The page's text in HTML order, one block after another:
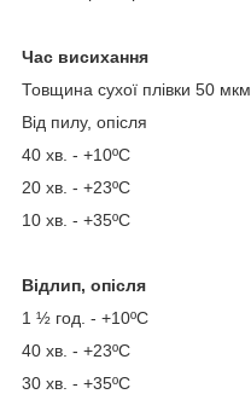
Час висихання
Товщина сухої плівки 50 мкм.
Від пилу, опісля
40 хв. - +10ºС
20 хв. - +23ºС
10 хв. - +35ºС
Відлип, опісля
1 ½ год. - +10ºС
40 хв. - +23ºС
30 хв. - +35ºС